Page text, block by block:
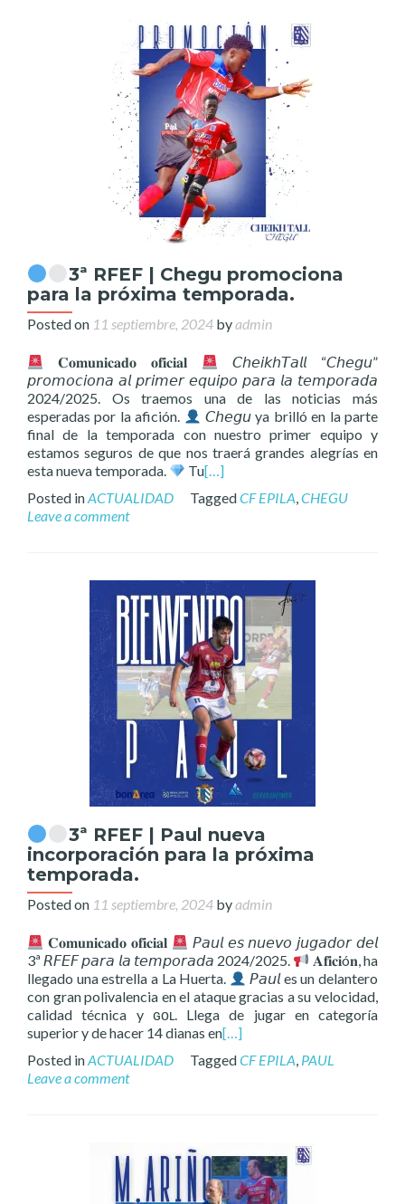
3ª RFEF | Chegu promociona
para la próxima temporada.
Posted on 11 septiembre, 2024 byadmin
𝐂𝐨𝐦𝐮𝐧𝐢𝐜𝐚𝐝𝐨 𝐨𝐟𝐢𝐜𝐢𝐚𝐥
𝘊𝘩𝘦𝘪𝘬𝘩𝘛𝘢𝘭𝘭 “𝘊𝘩𝘦𝘨𝘶”
𝘱𝘳𝘰𝘮𝘰𝘤𝘪𝘰𝘯𝘢 𝘢𝘭 𝘱𝘳𝘪𝘮𝘦𝘳 𝘦𝘲𝘶𝘪𝘱𝘰 𝘱𝘢𝘳𝘢 𝘭𝘢 𝘵𝘦𝘮𝘱𝘰𝘳𝘢𝘥𝘢
2024/2025. Os traemos una de las noticias más
esperadas por la afición.
𝘊𝘩𝘦𝘨𝘶 ya brilló en la parte
final de la temporada con nuestro primer equipo y
estamos seguros de que nos traerá grandes alegrías en
esta nueva temporada.
Tu[…]
Posted inACTUALIDAD TaggedCF EPILA,CHEGU
Leave a comment
3ª RFEF | Paul nueva
incorporación para la próxima
temporada.
Posted on 11 septiembre, 2024 byadmin
𝐂𝐨𝐦𝐮𝐧𝐢𝐜𝐚𝐝𝐨 𝐨𝐟𝐢𝐜𝐢𝐚𝐥
𝘗𝘢𝘶𝘭 𝘦𝘴 𝘯𝘶𝘦𝘷𝘰 𝘫𝘶𝘨𝘢𝘥𝘰𝘳 𝘥𝘦𝘭
3ª 𝘙𝘍𝘌𝘍 𝘱𝘢𝘳𝘢 𝘭𝘢 𝘵𝘦𝘮𝘱𝘰𝘳𝘢𝘥𝘢 2024/2025.
𝐀𝐟𝐢𝐜𝐢ó𝐧, ha
llegado una estrella a La Huerta.
𝘗𝘢𝘶𝘭 es un delantero
con gran polivalencia en el ataque gracias a su velocidad,
calidad técnica y ɢᴏʟ. Llega de jugar en categoría
superior y de hacer 14 dianas en[…]
Posted inACTUALIDAD TaggedCF EPILA, PAUL
Leave a comment